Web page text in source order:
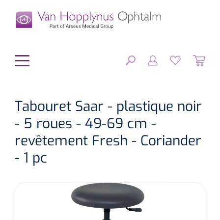
Chirurgie
Equipement chirurgical
Diagnostic
Optométrie/Orthoption
Optique & Optometrie
OPTIONS
Tabouret Saar - plastique noir
- 5 roues - 49-69 cm -
revêtement Fresh - Coriander
- 1 pc